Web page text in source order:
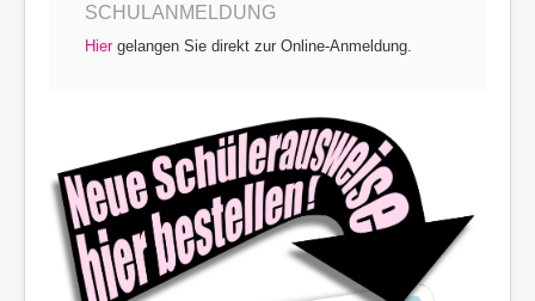
Die Schulfamilie wünscht allen
schöne und erholsame
Sommerferien!
Ferienöffnungszeiten des Sekretariats:
SCHULANMELDUNG
Hiergelangen Sie direkt zur Online-Anmeldung.